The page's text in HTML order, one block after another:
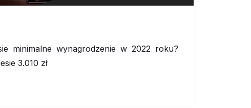
minimalne wynagrodzenie w 2022 roku?
3.010 zł